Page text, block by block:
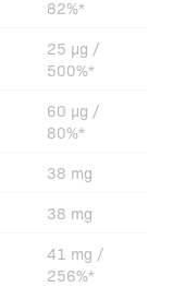
82%*
25 µg /
500%*
60 µg /
80%*
38 mg
38 mg
41 mg /
256%*